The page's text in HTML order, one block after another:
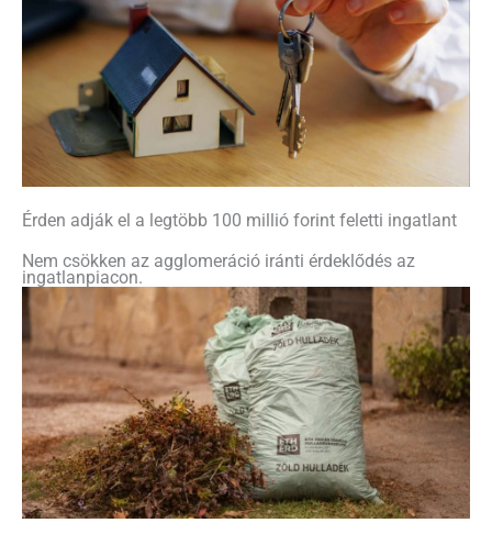
Érden adják el a legtöbb 100 millió forint feletti ingatlant
Nem csökken az agglomeráció iránti érdeklődés az
ingatlanpiacon.